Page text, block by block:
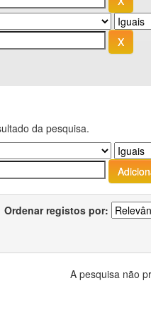
da pesquisa.
Ordenar registos por:
A pesquisa não